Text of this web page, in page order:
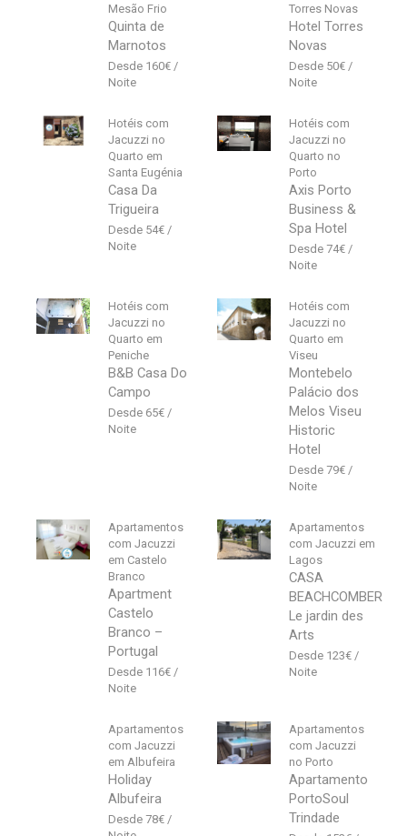
Mesão Frio
Quinta de
Marnotos
160€
Torres Novas
Hotel Torres
Novas
50€
Hotéis com
Jacuzzi no
Quarto em
Santa Eugénia
Casa Da
Trigueira
54€
Hotéis com
Jacuzzi no
Quarto no
Porto
Axis Porto
Business &
Spa Hotel
74€
Hotéis com
Jacuzzi no
Quarto em
Peniche
B&B Casa Do
Campo
65€
Hotéis com
Jacuzzi no
Quarto em
Viseu
Montebelo
Palácio dos
Melos Viseu
Historic
Hotel
79€
Apartamentos
com Jacuzzi
em Castelo
Branco
Apartment
Castelo
Branco –
Portugal
116€
Apartamentos
com Jacuzzi em
Lagos
CASA
BEACHCOMBER
Le jardin des
Arts
123€
Apartamentos
com Jacuzzi
em Albufeira
Holiday
Albufeira
78€
Apartamentos
com Jacuzzi
no Porto
Apartamento
PortoSoul
Trindade